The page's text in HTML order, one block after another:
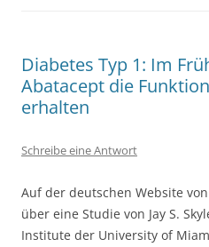
Diabetes Typ 1: Im
Abatacept die
erhalten
Schreibe eine Antwort
Auf der deutschen Website von
über eine Studie von Jay S.
Institute der University of